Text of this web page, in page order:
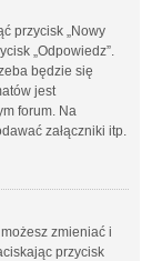
przycisk „Nowy
„Odpowiedz”.
będzie się
jest
forum. Na
załączniki itp.
zmieniać i
przycisk